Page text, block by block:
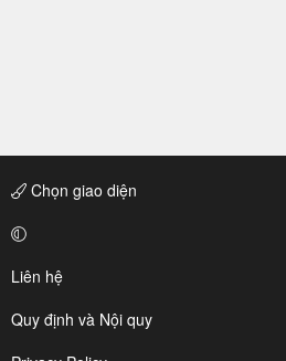
Chọn giao diện
Liên hệ
Quy định và Nội quy